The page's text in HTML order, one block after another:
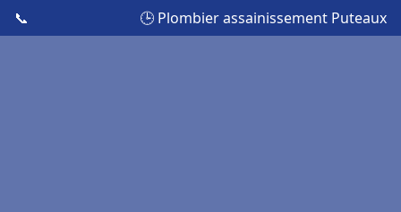
📞 🕒 Plombier assainissement Puteaux